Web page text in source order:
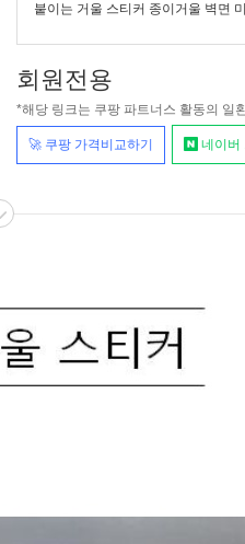
붙이는 거울 스티커 종이거울 벽면
회원전용
*해당 링크는 쿠팡 파트너스 활동의 일
🚀 쿠팡 가격비교하기 네이버